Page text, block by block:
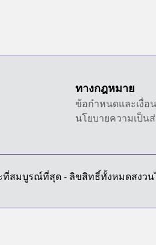
Tsukureba Ii!
ทางกฎหมาย
ข้อกำหนดและเงื่อ
นโยบายความเป็น
ที่สมบูรณ์ที่สุด - ลิขสิทธิ์ทั้งหมดสงวน